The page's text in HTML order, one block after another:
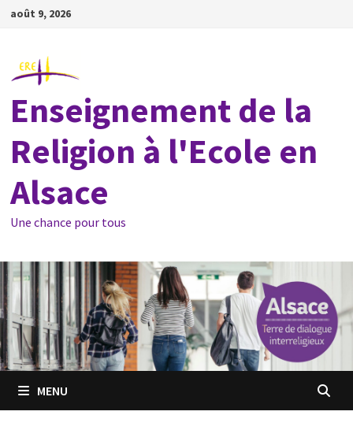
Passer
août 9, 2026
Enseignement de la
Religion à l'Ecole en
Alsace
Une chance pour tous
MENU